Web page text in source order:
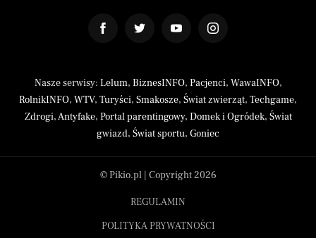
Nasze serwisy: Lelum, BiznesINFO, Pacjenci, WawaINFO,
RolnikINFO, WTV, Turyści, Smakosze, Świat zwierząt, Techgame,
Zdrogi,Antyfake, Portal parentingowy, Domek i Ogródek, Świat
gwiazd, Świat sportu, Goniec
© Pikio.pl | Copyright 2026
REGULAMIN
POLITYKA PRYWATNOŚCI